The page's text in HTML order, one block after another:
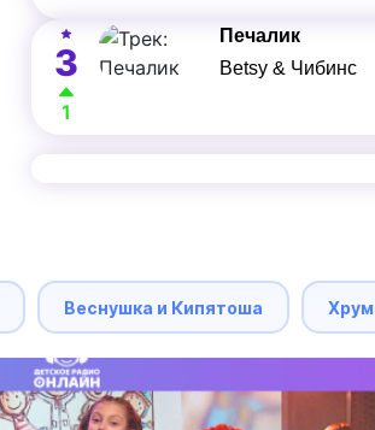
3
1
Печалик
Betsy & Чибинс
Веснушка и Кипятоша Хрум